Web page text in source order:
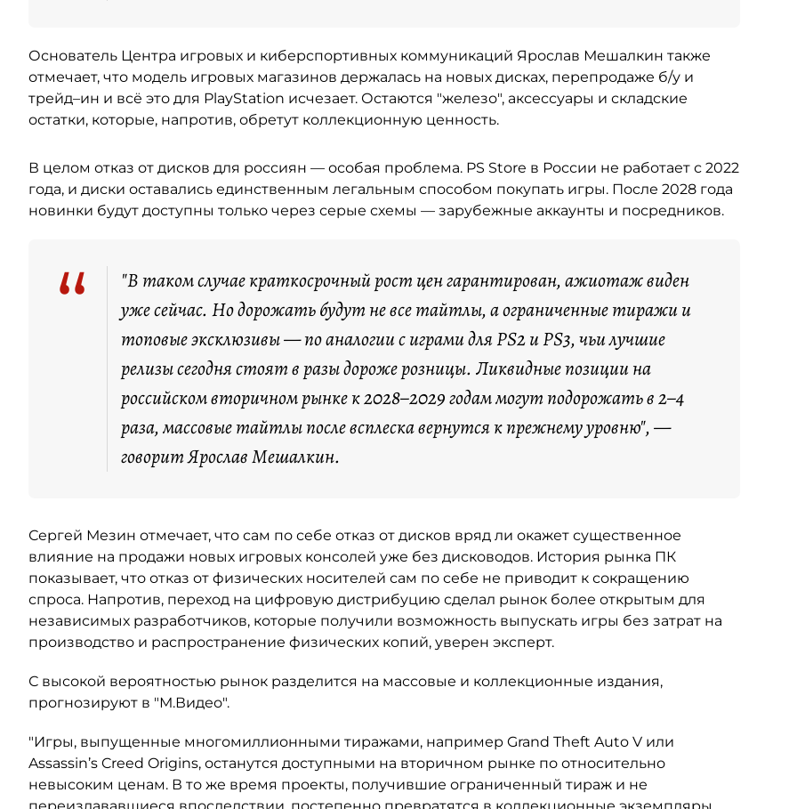
Основатель Центра игровых и киберспортивных коммуникаций Ярослав Мешалкин также
отмечает, что модель игровых магазинов держалась на новых дисках, перепродаже б/у и
трейд–ин и всё это для PlayStation исчезает. Остаются "железо", аксессуары и складские
остатки, которые, напротив, обретут коллекционную ценность.
В целом отказ от дисков для россиян — особая проблема. PS Store в России не работает с 2022
года, и диски оставались единственным легальным способом покупать игры. После 2028 года
новинки будут доступны только через серые схемы — зарубежные аккаунты и посредников.
“
"В таком случае краткосрочный рост цен гарантирован, ажиотаж виден
уже сейчас. Но дорожать будут не все тайтлы, а ограниченные тиражи и
топовые эксклюзивы — по аналогии с играми для PS2 и PS3, чьи лучшие
релизы сегодня стоят в разы дороже розницы. Ликвидные позиции на
российском вторичном рынке к 2028–2029 годам могут подорожать в 2–4
раза, массовые тайтлы после всплеска вернутся к прежнему уровню", —
говорит Ярослав Мешалкин.
Сергей Мезин отмечает, что сам по себе отказ от дисков вряд ли окажет существенное
влияние на продажи новых игровых консолей уже без дисководов. История рынка ПК
показывает, что отказ от физических носителей сам по себе не приводит к сокращению
спроса. Напротив, переход на цифровую дистрибуцию сделал рынок более открытым для
независимых разработчиков, которые получили возможность выпускать игры без затрат на
производство и распространение физических копий, уверен эксперт.
С высокой вероятностью рынок разделится на массовые и коллекционные издания,
прогнозируют в "М.Видео".
"Игры, выпущенные многомиллионными тиражами, например Grand Theft Auto V или
Assassin’s Creed Origins, останутся доступными на вторичном рынке по относительно
невысоким ценам. В то же время проекты, получившие ограниченный тираж и не